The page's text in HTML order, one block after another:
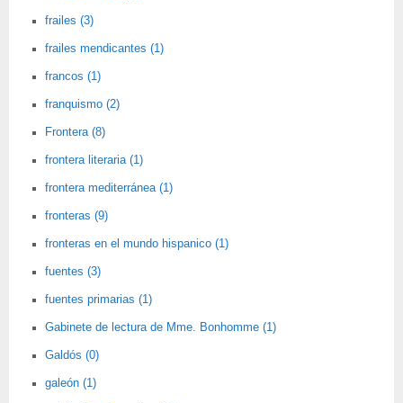
frailes (3)
frailes mendicantes (1)
francos (1)
franquismo (2)
Frontera (8)
frontera literaria (1)
frontera mediterránea (1)
fronteras (9)
fronteras en el mundo hispanico (1)
fuentes (3)
fuentes primarias (1)
Gabinete de lectura de Mme. Bonhomme (1)
Galdós (0)
galeón (1)